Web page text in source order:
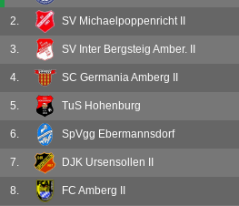
2. SV Michaelpoppenricht II
3. SV Inter Bergsteig Amber. II
4. SC Germania Amberg II
5. TuS Hohenburg
6. SpVgg Ebermannsdorf
7. DJK Ursensollen II
8. FC Amberg II